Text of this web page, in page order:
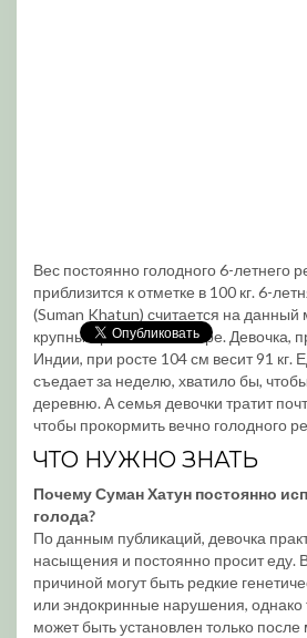
Вес постоянно голодного 6-летнего
приблизится к отметке в 100 кг. 6-
(Suman Khatun) считается на
крупным ребенком в мире. Девочка,
Индии, при росте 104 см весит 91 кг.
съедает за неделю, хватило бы,
деревню. А семья девочки тратит
чтобы прокормить вечно голодного
ЧТО НУЖНО ЗНАТЬ
Почему Суман Хатун постоянно
голода?
По данным публикаций, девочка
насыщения и постоянно просит еду.
причиной могут быть редкие
или эндокринные нарушения, однако
может быть установлен только после